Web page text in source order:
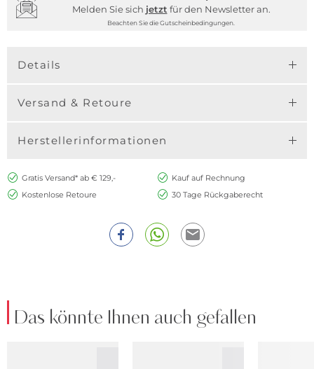
Melden Sie sich jetzt für den Newsletter an.
Beachten Sie die Gutscheinbedingungen.
Details
Versand & Retoure
Herstellerinformationen
Gratis Versand* ab € 129,-
Kauf auf Rechnung
Kostenlose Retoure
30 Tage Rückgaberecht
Das könnte Ihnen auch gefallen